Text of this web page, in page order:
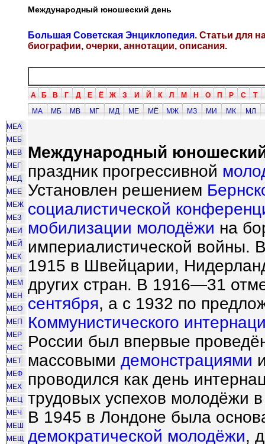
Международный юношеский день
Большая Советская Энциклопедия. Статьи для
биографии, очерки, аннотации, описания.
А Б В Г Д Е Ё Ж З И Й К Л М Н О П Р С Т
МА
МБ МВ МГ МД МЕ МЁ МЖ МЗ МИ МК МЛ
МЕА
МЕБ
МЕВ
МЕГ
МЕД
МЕЕ
МЕЖ
МЕЗ
МЕИ
МЕЙ
МЕК
МЕЛ
МЕМ
МЕН
МЕО
МЕП
МЕР
МЕС
МЕТ
МЕФ
МЕХ
МЕЦ
МЕЧ
МЕШ
МЕЩ
Международный
праздник прогрессивной
Установлен решением
социалистической
мобилизации молодёжи на
империалистической войны.
1915 в Швейцарии,
других стран. В 1916—31
сентября, а с 1932 по
Коммунистического
России был впервые
массовыми демонстрациями
проводился как день
трудовых успехов молодёжи
В 1945 в Лондоне была
демократической молодёжи,